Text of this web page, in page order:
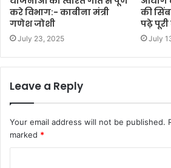
करे विभाग:- काबीना मंत्री
गणेश जोशी
July 23, 2025
की
पढ़े
July
Leave a Reply
Your email address will not be published.
marked *